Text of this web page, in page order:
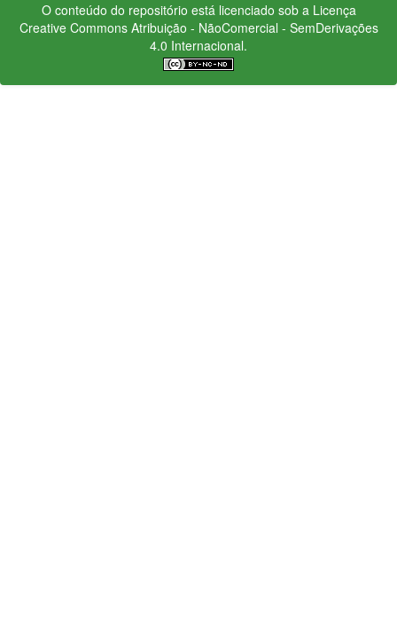
O conteúdo do repositório está licenciado sob a Licença
Creative CommonsAtribuição - NãoComercial - SemDerivações
4.0 Internacional.